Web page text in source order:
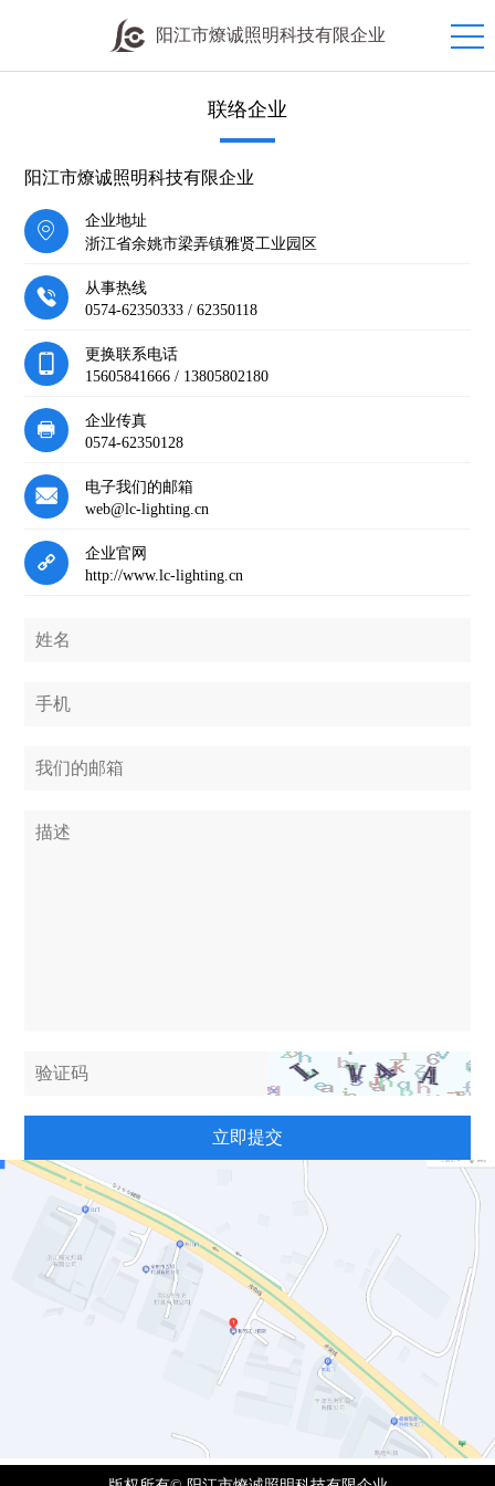
阳江市燎诚照明科技有限企业
联络企业
阳江市燎诚照明科技有限企业
企业地址
浙江省余姚市梁弄镇雅贤工业园区
从事热线
0574-62350333 / 62350118
更换联系电话
15605841666 / 13805802180
企业传真
0574-62350128
电子我们的邮箱
web@lc-lighting.cn
企业官网
http://www.lc-lighting.cn
立即提交